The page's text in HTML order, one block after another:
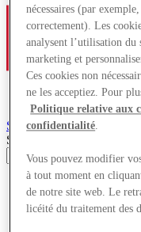
SalzburgVillage de Marques
Search input
Magasins
Offres
Planifiez votre visite
nécessaires (par
correctement). Les
analysent l’utilisation du
marketing et
Ces cookies non
ne les acceptiez. Pour
Politique relative aux
confidentialité.
Vous pouvez modifier
à tout moment en
de notre site web. Le
licéité du traitement des